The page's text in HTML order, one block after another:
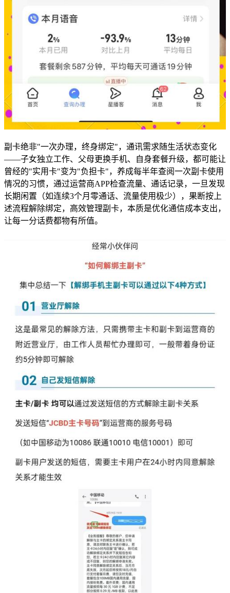
副卡绝非"一次办理，终身绑定"，通讯需求随生活状态变化
——子女独立工作、父母更换手机、自身套餐升级，都可能让
曾经的"实用卡"变为"负担卡"，养成每半年查阅一次副卡使用
情况的习惯，通过运营商APP检查流量、通话记录，一旦发现
长期闲置（如连续3个月零通话、流量使用极少），果断按上
述流程解除绑定，高效管理副卡，本质是优化通信成本支出，
让每一分话费都物有所值。